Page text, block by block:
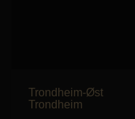
Trondheim-Øst
Trondheim